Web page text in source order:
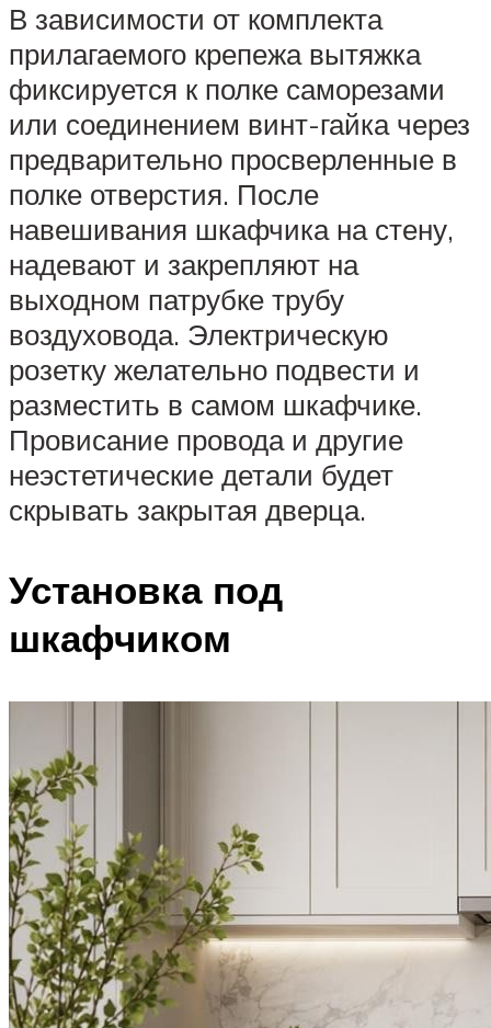
В зависимости от комплекта
прилагаемого крепежа вытяжка
фиксируется к полке саморезами
или соединением винт-гайка через
предварительно просверленные в
полке отверстия. После
навешивания шкафчика на стену,
надевают и закрепляют на
выходном патрубке трубу
воздуховода. Электрическую
розетку желательно подвести и
разместить в самом шкафчике.
Провисание провода и другие
неэстетические детали будет
скрывать закрытая дверца.
Установка под
шкафчиком